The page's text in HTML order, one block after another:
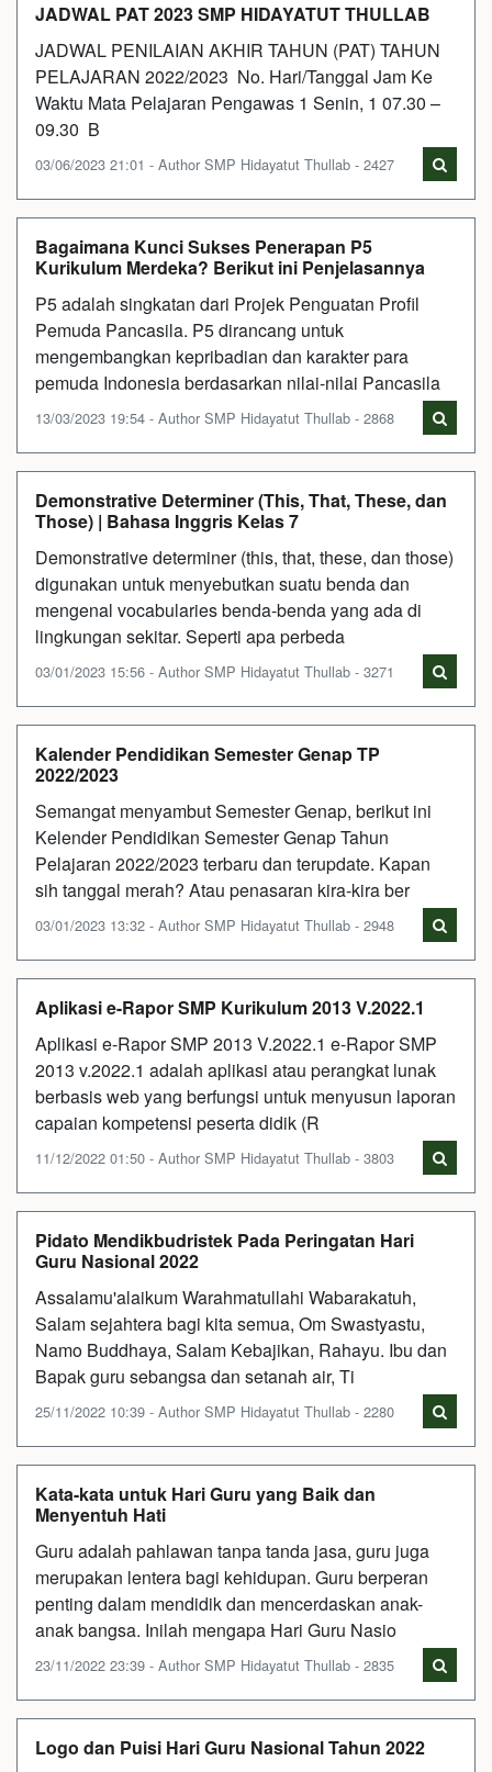
JADWAL PAT 2023 SMP HIDAYATUT THULLAB
JADWAL PENILAIAN AKHIR TAHUN (PAT) TAHUN
PELAJARAN 2022/2023 No. Hari/Tanggal Jam Ke
Waktu Mata Pelajaran Pengawas 1 Senin, 1 07.30 –
09.30 B
03/06/2023 21:01 - Author SMP Hidayatut Thullab - 2427
Bagaimana Kunci Sukses Penerapan P5
Kurikulum Merdeka? Berikut ini Penjelasannya
P5 adalah singkatan dari Projek Penguatan Profil
Pemuda Pancasila. P5 dirancang untuk
mengembangkan kepribadian dan karakter para
pemuda Indonesia berdasarkan nilai-nilai Pancasila
13/03/2023 19:54 - Author SMP Hidayatut Thullab - 2868
Demonstrative Determiner (This, That, These, dan
Those) | Bahasa Inggris Kelas 7
Demonstrative determiner (this, that, these, dan those)
digunakan untuk menyebutkan suatu benda dan
mengenal vocabularies benda-benda yang ada di
lingkungan sekitar. Seperti apa perbeda
03/01/2023 15:56 - Author SMP Hidayatut Thullab - 3271
Kalender Pendidikan Semester Genap TP
2022/2023
Semangat menyambut Semester Genap, berikut ini
Kelender Pendidikan Semester Genap Tahun
Pelajaran 2022/2023 terbaru dan terupdate. Kapan
sih tanggal merah? Atau penasaran kira-kira ber
03/01/2023 13:32 - Author SMP Hidayatut Thullab - 2948
Aplikasi e-Rapor SMP Kurikulum 2013 V.2022.1
Aplikasi e-Rapor SMP 2013 V.2022.1 e-Rapor SMP
2013 v.2022.1 adalah aplikasi atau perangkat lunak
berbasis web yang berfungsi untuk menyusun laporan
capaian kompetensi peserta didik (R
11/12/2022 01:50 - Author SMP Hidayatut Thullab - 3803
Pidato Mendikbudristek Pada Peringatan Hari
Guru Nasional 2022
Assalamu'alaikum Warahmatullahi Wabarakatuh,
Salam sejahtera bagi kita semua, Om Swastyastu,
Namo Buddhaya, Salam Kebajikan, Rahayu. Ibu dan
Bapak guru sebangsa dan setanah air, Ti
25/11/2022 10:39 - Author SMP Hidayatut Thullab - 2280
Kata-kata untuk Hari Guru yang Baik dan
Menyentuh Hati
Guru adalah pahlawan tanpa tanda jasa, guru juga
merupakan lentera bagi kehidupan. Guru berperan
penting dalam mendidik dan mencerdaskan anak-
anak bangsa. Inilah mengapa Hari Guru Nasio
23/11/2022 23:39 - Author SMP Hidayatut Thullab - 2835
Logo dan Puisi Hari Guru Nasional Tahun 2022